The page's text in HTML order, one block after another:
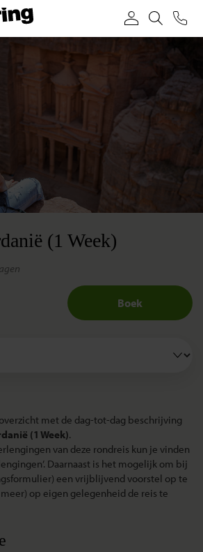
(1 Week)
Boek
met de dag-tot-dag beschrijving
(1 Week).
van deze rondreis kun je vinden
Daarnaast is het mogelijk om bij
een vrijblijvend voorstel op te
op eigen gelegenheid de reis te